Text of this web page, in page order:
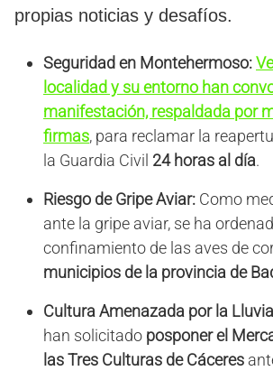
propias noticias y desafíos.
Seguridad en Montehermoso:
localidad y su entorno han
manifestación, respaldada por
firmas, para reclamar la
la Guardia Civil 24 horas al día.
Riesgo de Gripe Aviar: Como
ante la gripe aviar, se ha
confinamiento de las aves de
municipios de la provincia de
Cultura Amenazada por la
han solicitado posponer el
las Tres Culturas de Cáceres